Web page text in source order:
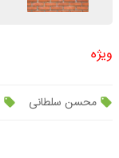
ویژه
محسن سلطانی